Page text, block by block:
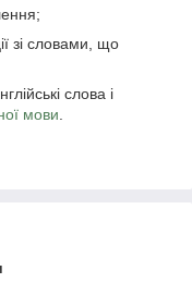
зі словами, що
слова і
мови